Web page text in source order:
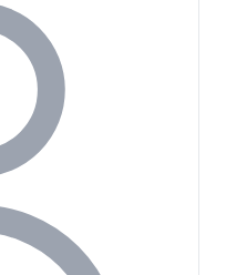
alanlarımızda
İşletme sahibi
için size rotalar
olmaktadır.
için çevrede
ulaşabilir,
yakından